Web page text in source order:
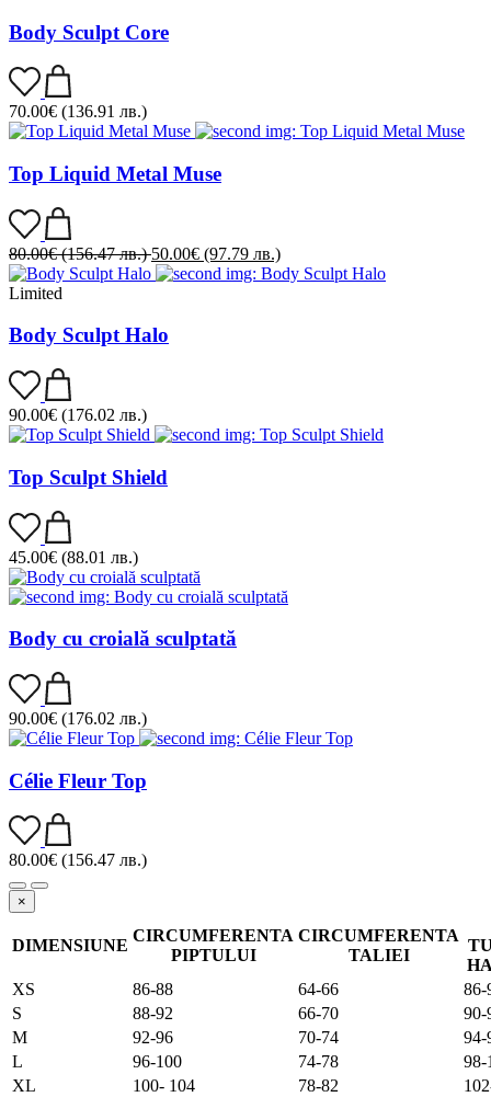
Body Sculpt Core
70.00€ (136.91 лв.)
Top Liquid Metal Muse
80.00€ (156.47 лв.) 50.00€ (97.79 лв.)
Limited
Body Sculpt Halo
90.00€ (176.02 лв.)
Top Sculpt Shield
45.00€ (88.01 лв.)
Body cu croială sculptată
90.00€ (176.02 лв.)
Célie Fleur Top
80.00€ (156.47 лв.)
×
DIMENSIUNE
CIRCUMFERENTA
PIPTULUI
CIRCUMFERENTA
TALIEI
XS
86-88 64-66
86-
S
88-92 66-70
90-
M
92-96 70-74
94-
L
96-100 74-78
98-
XL
100- 104 78-82